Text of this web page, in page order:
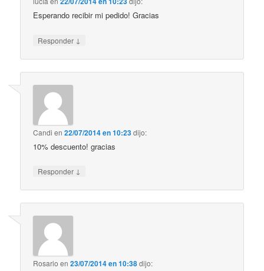
Esperando recibir mi pedido! Gracias
Responder ↓
Candi en22/07/2014 en 10:23dijo:
10% descuento! gracias
Responder ↓
Rosario en23/07/2014 en 10:38dijo: